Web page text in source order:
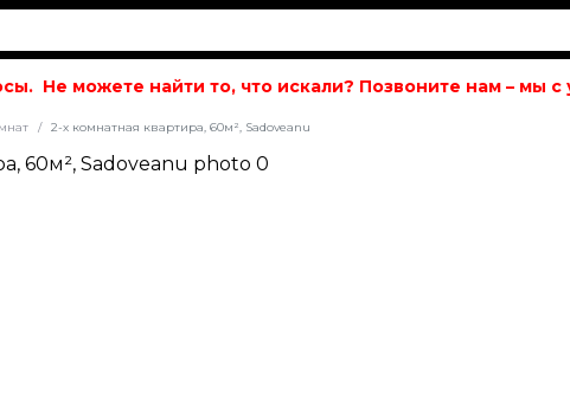
Не можете найти то, что искали? Позвоните нам – мы с
2-х комнатная квартира, 60м², Sadoveanu